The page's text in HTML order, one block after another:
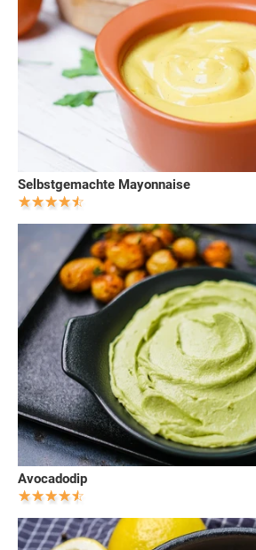
Selbstgemachte Mayonnaise
Avocadodip